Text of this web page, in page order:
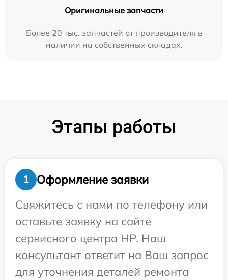
Оригинальные запчасти
Более 20 тыс. запчастей от производителя в
наличии на собственных складах.
Этапы работы
1
Оформление заявки
Свяжитесь с нами по телефону или
оставьте заявку на сайте
сервисного центра HP. Наш
консультант ответит на Ваш запрос
для уточнения деталей ремонта